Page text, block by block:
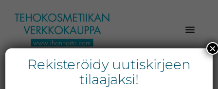
pääsisältöön
ensisijaiseen
sivupalkkiin
alatunnisteeseen
Ihonhoito.com
Verkkokaupasta
Rekisteröidy uutiskirjeen
tilaajaksi!
×